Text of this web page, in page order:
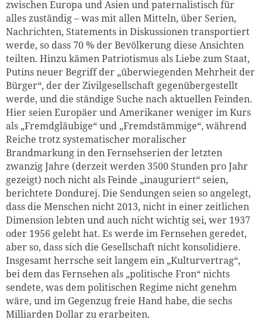
zwischen Europa und Asien und paternalistisch für
alles zuständig – was mit allen Mitteln, über Serien,
Nachrichten, Statements in Diskussionen transportiert
werde, so dass 70 % der Bevölkerung diese Ansichten
teilten. Hinzu kämen Patriotismus als Liebe zum Staat,
Putins neuer Begriff der „überwiegenden Mehrheit der
Bürger“, der der Zivilgesellschaft gegenübergestellt
werde, und die ständige Suche nach aktuellen Feinden.
Hier seien Europäer und Amerikaner weniger im Kurs
als „Fremdgläubige“ und „Fremdstämmige“, während
Reiche trotz systematischer moralischer
Brandmarkung in den Fernsehserien der letzten
zwanzig Jahre (derzeit werden 3500 Stunden pro Jahr
gezeigt) noch nicht als Feinde „inauguriert“ seien,
berichtete Dondurej. Die Sendungen seien so angelegt,
dass die Menschen nicht 2013, nicht in einer zeitlichen
Dimension lebten und auch nicht wichtig sei, wer 1937
oder 1956 gelebt hat. Es werde im Fernsehen geredet,
aber so, dass sich die Gesellschaft nicht konsolidiere.
Insgesamt herrsche seit langem ein „Kulturvertrag“,
bei dem das Fernsehen als „politische Fron“ nichts
sendete, was dem politischen Regime nicht genehm
wäre, und im Gegenzug freie Hand habe, die sechs
Milliarden Dollar zu erarbeiten.